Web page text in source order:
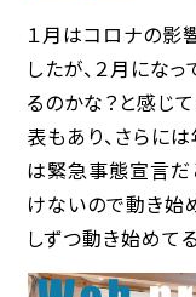
１月はコロナの影
したが、２月にな
るのかな？と感じ
表もあり、さらに
は緊急事態宣言だ
けないので動き始
しずつ動き始めて